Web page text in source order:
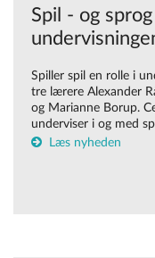
Spil - og
Spiller spil en rolle i
tre lærere Alexander
og Marianne Borup.
underviser i og med
Læs nyheden